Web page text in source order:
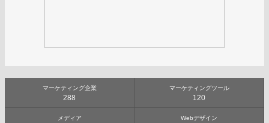
マーケティング企業
288
マーケティングツール
120
メディア Webデザイン